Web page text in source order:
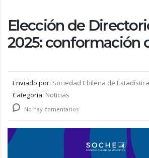
Elección de
2025: conformación
Enviado por: Sociedad Chilena de Estadística
Categoria: Noticias
No hay comentarios